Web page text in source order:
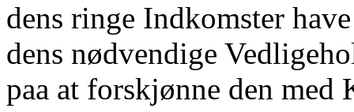
dens ringe Indkomster
dens nødvendige
paa at forskjønne den med